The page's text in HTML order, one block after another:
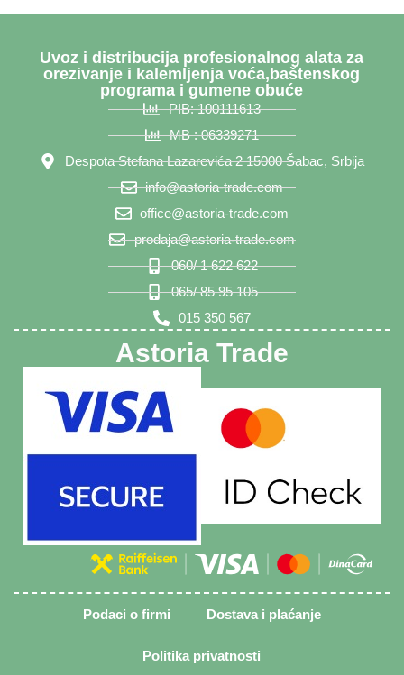
Uvoz i distribucija profesionalnog alata za
orezivanje i kalemljenja voća,baštenskog
programa i gumene obuće
PIB: 100111613
MB : 06339271
Despota Stefana Lazarevića 2 15000 Šabac, Srbija
info@astoria-trade.com
office@astoria-trade.com
prodaja@astoria-trade.com
060/ 1 622 622
065/ 85 95 105
015 350 567
Astoria Trade
Podaci o firmi Dostava i plaćanje
Politika privatnosti